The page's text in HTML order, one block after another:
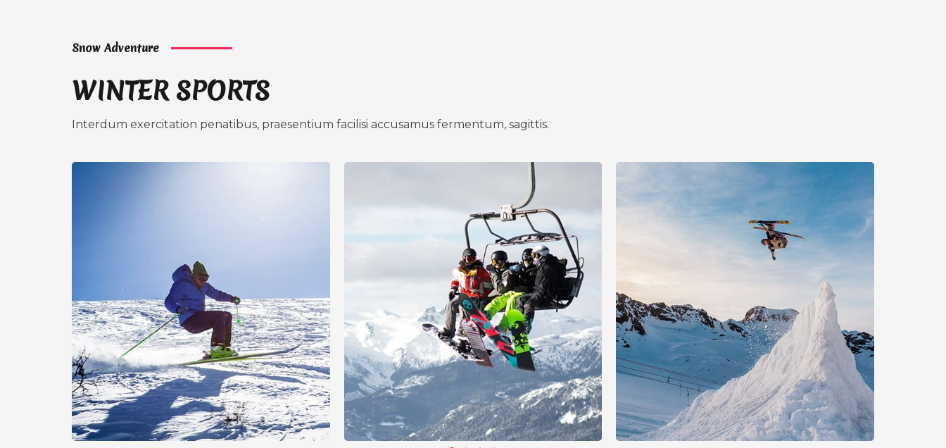
Snow Adventure
WINTER SPORTS
Interdum exercitation penatibus, praesentium facilisi accusamus fermentum, sagittis.